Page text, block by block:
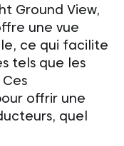
Ground View,
une vue
ce qui facilite
tels que les
offrir une
quel